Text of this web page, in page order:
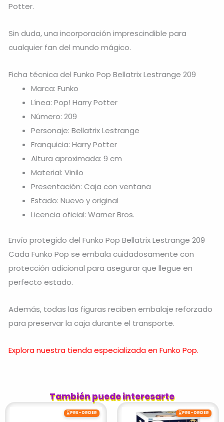
Potter.
Sin duda, una incorporación imprescindible para
cualquier fan del mundo mágico.
Ficha técnica del Funko Pop Bellatrix Lestrange 209
Marca: Funko
Línea: Pop! Harry Potter
Número: 209
Personaje: Bellatrix Lestrange
Franquicia: Harry Potter
Altura aproximada: 9 cm
Material: Vinilo
Presentación: Caja con ventana
Estado: Nuevo y original
Licencia oficial: Warner Bros.
Envío protegido del Funko Pop Bellatrix Lestrange 209
Cada Funko Pop se embala cuidadosamente con
protección adicional para asegurar que llegue en
perfecto estado.
Además, todas las figuras reciben embalaje reforzado
para preservar la caja durante el transporte.
Explora nuestra tienda especializada en Funko Pop.
También puede interesarte
⌛PRE-ORDER ⌛PRE-ORDER